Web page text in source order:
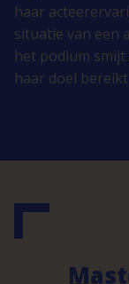
haar
situatie van een
het podium
haar doel bereikt